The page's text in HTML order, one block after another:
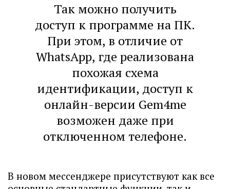
Так можно получить
доступ к программе на ПК.
При этом, в отличие от
WhatsApp, где реализована
похожая схема
идентификации, доступ к
онлайн-версии Gem4me
возможен даже при
отключенном телефоне.
В новом мессенджере присутствуют как все